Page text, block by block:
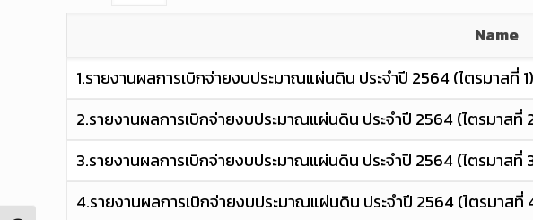
Name
1.รายงานผลการเบิกจ่ายงบประมาณแผ่นดิน ประจำปี 2564 (ไตรมาสที่
2.รายงานผลการเบิกจ่ายงบประมาณแผ่นดิน ประจำปี 2564 (ไตรมาสที่
3.รายงานผลการเบิกจ่ายงบประมาณแผ่นดิน ประจำปี 2564 (ไตรมาสที่
4.รายงานผลการเบิกจ่ายงบประมาณแผ่นดิน ประจำปี 2564 (ไตรมาสที่